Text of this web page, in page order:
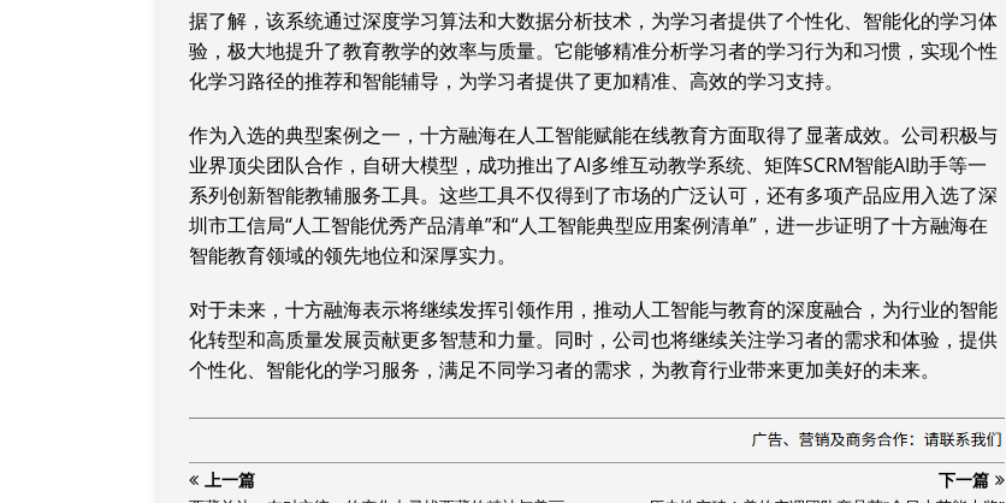
据了解，该系统通过深度学习算法和大数据分析技术，为学习者提供了个性化、智能化的学习体
验，极大地提升了教育教学的效率与质量。它能够精准分析学习者的学习行为和习惯，实现个性
化学习路径的推荐和智能辅导，为学习者提供了更加精准、高效的学习支持。
作为入选的典型案例之一，十方融海在人工智能赋能在线教育方面取得了显著成效。公司积极与
业界顶尖团队合作，自研大模型，成功推出了AI多维互动教学系统、矩阵SCRM智能AI助手等一
系列创新智能教辅服务工具。这些工具不仅得到了市场的广泛认可，还有多项产品应用入选了深
圳市工信局“人工智能优秀产品清单”和“人工智能典型应用案例清单”，进一步证明了十方融海在
智能教育领域的领先地位和深厚实力。
对于未来，十方融海表示将继续发挥引领作用，推动人工智能与教育的深度融合，为行业的智能
化转型和高质量发展贡献更多智慧和力量。同时，公司也将继续关注学习者的需求和体验，提供
个性化、智能化的学习服务，满足不同学习者的需求，为教育行业带来更加美好的未来。
上一篇 下一篇